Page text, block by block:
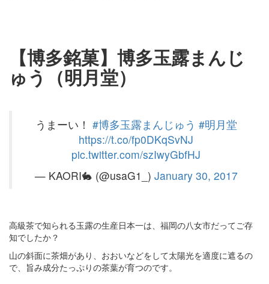
【博多銘菓】博多玉露まんじ
ゅう（明月堂）
うまーい！ #博多玉露まんじゅう #明月堂
https://t.co/fp0DKqSvNJ
pic.twitter.com/szIwyGbfHJ
— KAORI🐇 (@usaG1_) January 30, 2017
高級茶で知られる玉露の生産日本一は、福岡の八女市だってご存
知でしたか？
山の斜面に茶畑があり、おおいなどをして太陽光を適度に遮るの
で、旨み成分たっぷりの茶葉が育つのです。